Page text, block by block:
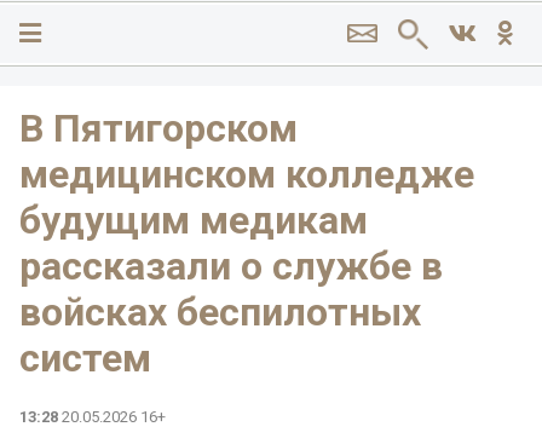
В Пятигорском
медицинском колледже
будущим медикам
рассказали о службе в
войсках беспилотных
систем
13:28 20.05.2026 16+